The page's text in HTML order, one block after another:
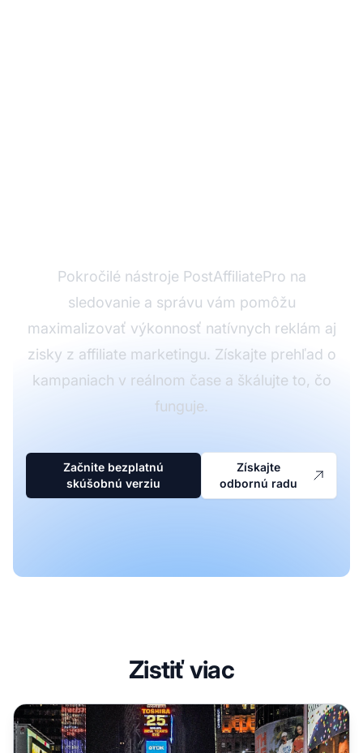
Pokročilé nástroje PostAffiliatePro na
sledovanie a správu vám pomôžu
maximalizovať výkonnosť natívnych reklám aj
zisky z affiliate marketingu. Získajte prehľad o
kampaniach v reálnom čase a škálujte to, čo
funguje.
Začnite bezplatnú
skúšobnú verziu
Získajte
odbornú radu
Zistiť viac
10 najlepších tipov na zvýšenie konverzií bannerových